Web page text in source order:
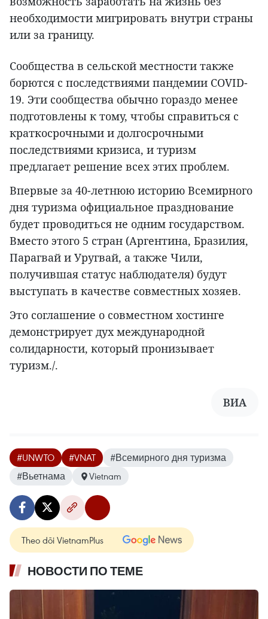
необходимости мигрировать внутри страны
или за границу.
Сообщества в сельской местности также
борются с последствиями пандемии COVID-
19. Эти сообщества обычно гораздо менее
подготовлены к тому, чтобы справиться с
краткосрочными и долгосрочными
последствиями кризиса, и туризм
предлагает решение всех этих проблем.
Впервые за 40-летнюю историю Всемирного
дня туризма официальное празднование
будет проводиться не одним государством.
Вместо этого 5 стран (Аргентина, Бразилия,
Парагвай и Уругвай, а также Чили,
получившая статус наблюдателя) будут
выступать в качестве совместных хозяев.
Это соглашение о совместном хостинге
демонстрирует дух международной
солидарности, который пронизывает
туризм./.
ВИА
#UNWTO #VNAT
#Всемирного дня туризма
#Вьетнама
Vietnam
Theo dõi VietnamPlus
НОВОСТИ ПО ТЕМЕ